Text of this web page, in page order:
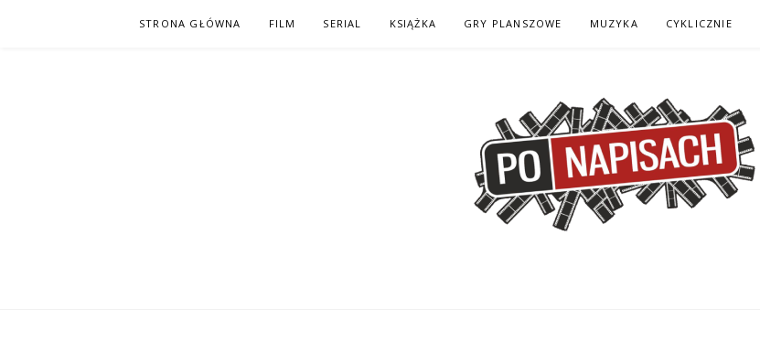
STRONA GŁÓWNA FILM SERIAL KSIĄŻKA GRY PLANSZOWE MUZYKA CYKLICZNIE